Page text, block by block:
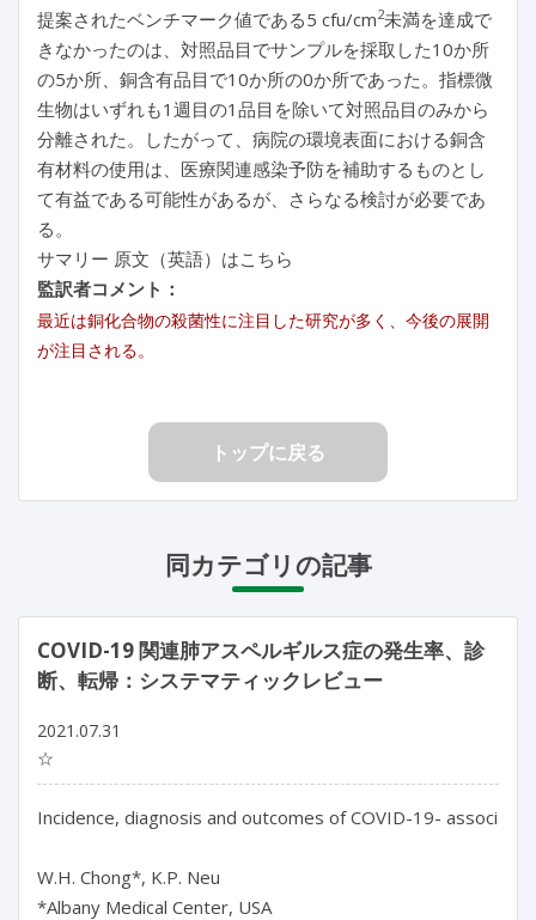
提案されたベンチマーク値である5 cfu/cm2未満を達成で
きなかったのは、対照品目でサンプルを採取した10か所
の5か所、銅含有品目で10か所の0か所であった。指標微
生物はいずれも1週目の1品目を除いて対照品目のみから
分離された。したがって、病院の環境表面における銅含
有材料の使用は、医療関連感染予防を補助するものとし
て有益である可能性があるが、さらなる検討が必要であ
る。
サマリー 原文（英語）はこちら
監訳者コメント：
最近は銅化合物の殺菌性に注目した研究が多く、今後の展開
が注目される。
トップに戻る
同カテゴリの記事
COVID-19 関連肺アスペルギルス症の発生率、診
断、転帰：システマティックレビュー
2021.07.31
☆
Incidence, diagnosis and outcomes of COVID-19-
W.H. Chong*, K.P. Neu
*Albany Medical Center, USA